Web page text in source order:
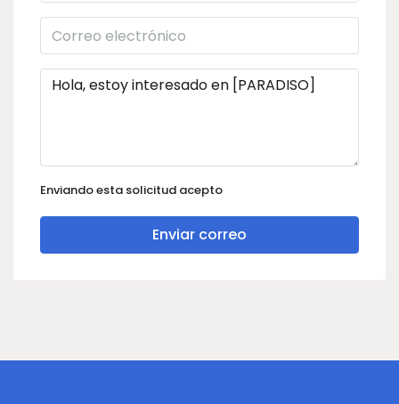
Enviando esta solicitud acepto
Enviar correo